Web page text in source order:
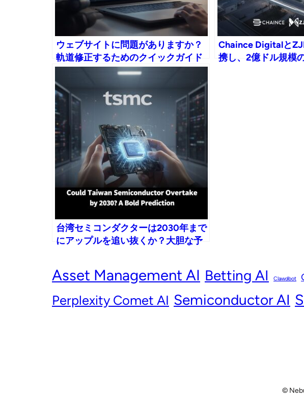
ウェブサイトに問題がありますか？
軌道修正するためのクイックガイド
Chaince Digitalと
携し、2億ドル規模
台湾セミコンダクターは2030年まで
にアップルを追い抜くか？大胆な予
Asset Management AI Betting AI Clawdbot
Perplexity Comet AI Semiconductor AI
©